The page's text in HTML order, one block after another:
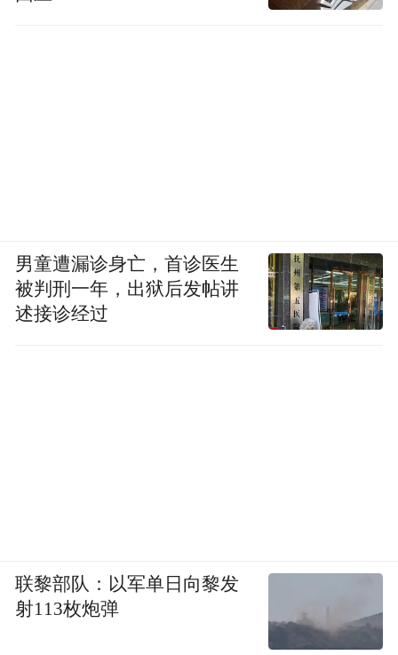
男童遭漏诊身亡，首诊医生
被判刑一年，出狱后发帖讲
述接诊经过
联黎部队：以军单日向黎发
射113枚炮弹